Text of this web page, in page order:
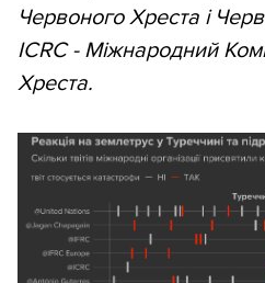
Червоного Хреста і
ICRC - Міжнародний
Хреста.